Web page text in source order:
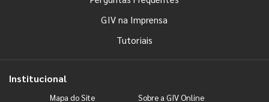
GIV na Imprensa
Tutoriais
Institucional
Mapa do Site Sobre a GIV Online